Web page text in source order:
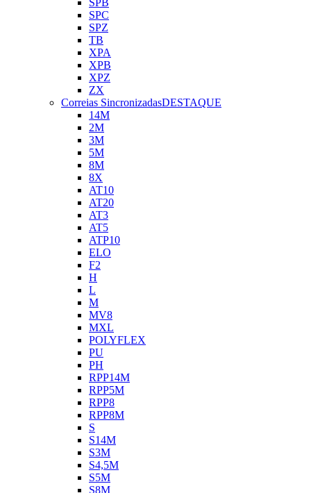
SPB
SPC
SPZ
TB
XPA
XPB
XPZ
ZX
Correias SincronizadasDESTAQUE
14M
2M
3M
5M
8M
8X
AT10
AT20
AT3
AT5
ATP10
ELO
F2
H
L
M
MV8
MXL
POLYFLEX
PU
PH
RPP14M
RPP5M
RPP8
RPP8M
S
S14M
S3M
S4,5M
S5M
S8M